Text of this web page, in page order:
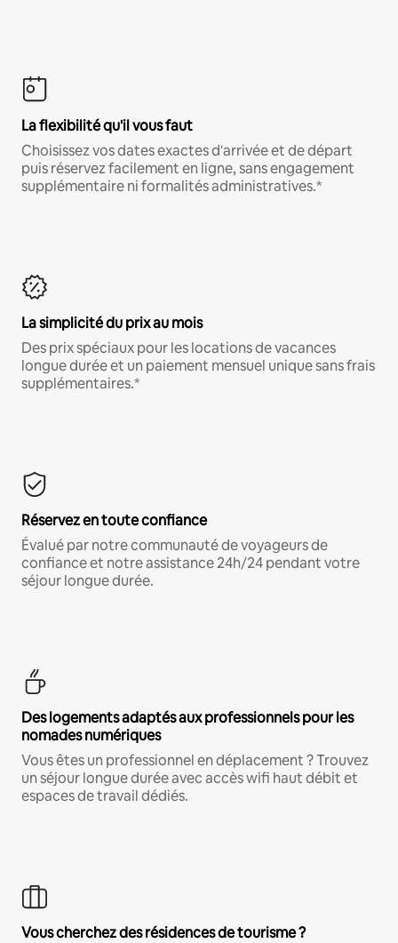
La flexibilité qu'il vous faut
Choisissez vos dates exactes d'arrivée et de départ
puis réservez facilement en ligne, sans engagement
supplémentaire ni formalités administratives.*
La simplicité du prix au mois
Des prix spéciaux pour les locations de vacances
longue durée et un paiement mensuel unique sans frais
supplémentaires.*
Réservez en toute confiance
Évalué par notre communauté de voyageurs de
confiance et notre assistance 24h/24 pendant votre
séjour longue durée.
Des logements adaptés aux professionnels pour les
nomades numériques
Vous êtes un professionnel en déplacement ? Trouvez
un séjour longue durée avec accès wifi haut débit et
espaces de travail dédiés.
Vous cherchez des résidences de tourisme ?